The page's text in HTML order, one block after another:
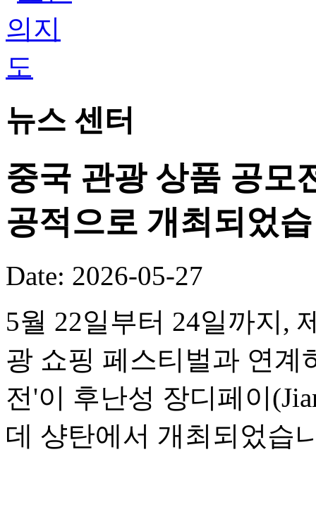
뉴스 센터
중국 관광 상품 공모
공적으로 개최되었
Date: 2026-05-27
5월 22일부터 24일까지,
광 쇼핑 페스티벌과 연계
전'이 후난성 장디페이
데 샹탄에서 개최되었습